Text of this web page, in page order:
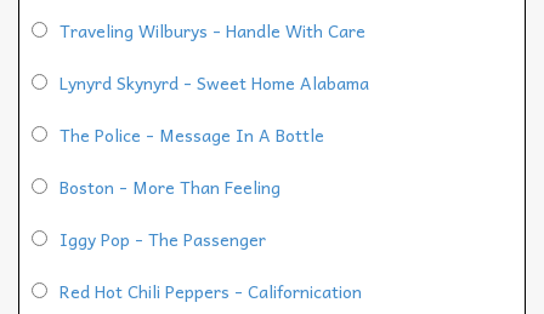
Traveling Wilburys - Handle With Care
Lynyrd Skynyrd - Sweet Home Alabama
The Police - Message In A Bottle
Boston - More Than Feeling
Iggy Pop - The Passenger
Red Hot Chili Peppers - Californication